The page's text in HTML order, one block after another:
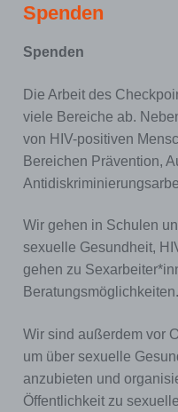
Spenden
Spenden
Die Arbeit des
viele Bereiche ab.
von HIV-positiven
Bereichen Prävention,
Wir gehen in Schulen
sexuelle Gesundheit,
gehen zu
Beratungsmöglichkeiten.
Wir sind außerdem vor
um über sexuelle
anzubieten und
Öffentlichkeit zu